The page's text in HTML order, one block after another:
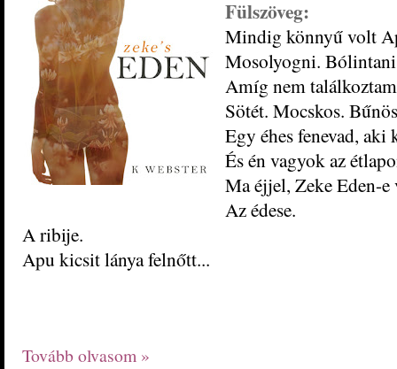
Fülszöveg:
Mindig könnyű volt
Mosolyogni.
Amíg nem
Sötét. Mocskos.
Egy éhes fenevad, aki
És énvagyok az
Ma éjjel, Zeke Eden-e
Az édese.
A ribije.
Apu kicsit lánya felnőtt...
Tovább olvasom »